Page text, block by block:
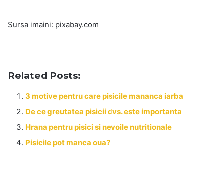
Sursa imaini: pixabay.com
Related Posts:
3 motive pentru care pisicile mananca iarba
De ce greutatea pisicii dvs. este importanta
Hrana pentru pisici si nevoile nutritionale
Pisicile pot manca oua?